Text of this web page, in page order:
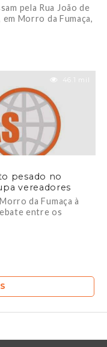
pela Rua João de
Morro da Fumaça,
46.1 mil
pesado no
vereadores
da Fumaça à
entre os